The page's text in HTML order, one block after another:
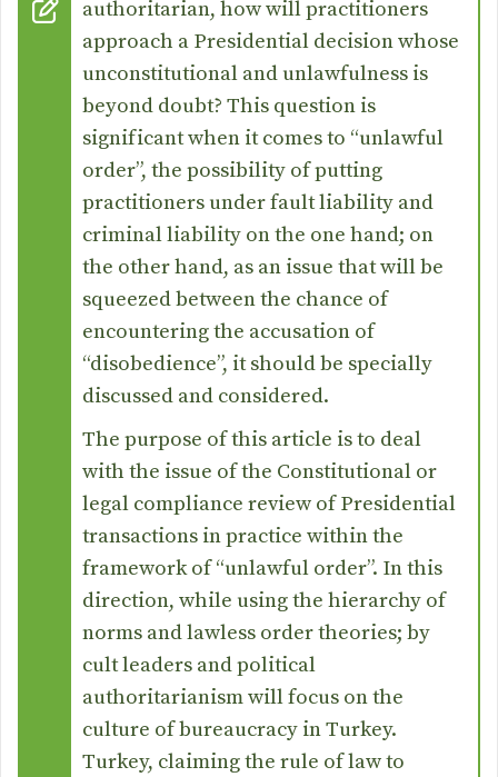
authoritarian, how will practitioners
approach a Presidential decision whose
unconstitutional and unlawfulness is
beyond doubt? This question is
significant when it comes to “unlawful
order”, the possibility of putting
practitioners under fault liability and
criminal liability on the one hand; on
the other hand, as an issue that will be
squeezed between the chance of
encountering the accusation of
“disobedience”, it should be specially
discussed and considered.
The purpose of this article is to deal
with the issue of the Constitutional or
legal compliance review of Presidential
transactions in practice within the
framework of “unlawful order”. In this
direction, while using the hierarchy of
norms and lawless order theories; by
cult leaders and political
authoritarianism will focus on the
culture of bureaucracy in Turkey.
Turkey, claiming the rule of law to